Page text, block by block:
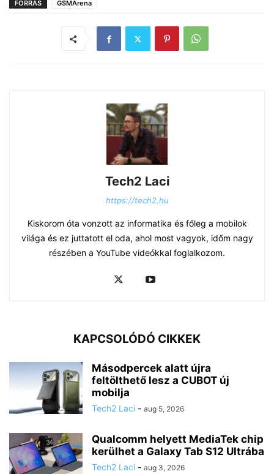
FORRÁS GSMArena
Tech2 Laci
https://tech2.hu
Kiskorom óta vonzott az informatika és főleg a mobilok
világa és ez juttatott el oda, ahol most vagyok, időm nagy
részében a YouTube videókkal foglalkozom.
KAPCSOLÓDÓ CIKKEK
Másodpercek alatt újra
feltölthető lesz a CUBOT új
mobilja
Tech2 Laci - aug 5, 2026
Qualcomm helyett MediaTek chip
kerülhet a Galaxy Tab S12 Ultrába
Tech2 Laci - aug 3, 2026